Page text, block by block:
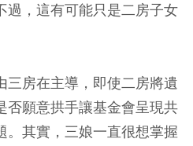
過，這有可能只是二房子女
三房在主導，即使二房將遺
否願意拱手讓基金會呈現共
。其實，三娘一直很想掌握